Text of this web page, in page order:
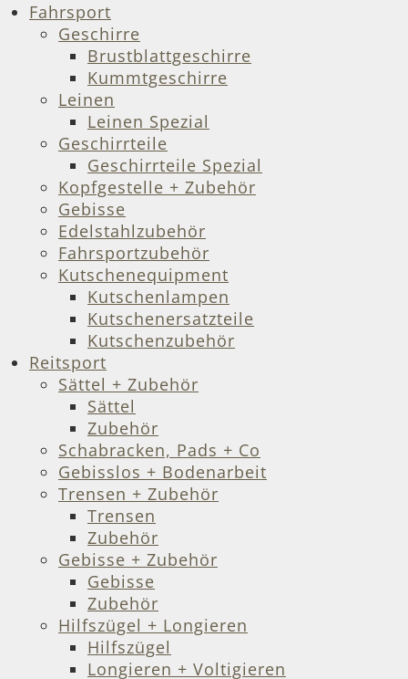
Fahrsport
Geschirre
Brustblattgeschirre
Kummtgeschirre
Leinen
Leinen Spezial
Geschirrteile
Geschirrteile Spezial
Kopfgestelle + Zubehör
Gebisse
Edelstahlzubehör
Fahrsportzubehör
Kutschenequipment
Kutschenlampen
Kutschenersatzteile
Kutschenzubehör
Reitsport
Sättel + Zubehör
Sättel
Zubehör
Schabracken, Pads + Co
Gebisslos + Bodenarbeit
Trensen + Zubehör
Trensen
Zubehör
Gebisse + Zubehör
Gebisse
Zubehör
Hilfszügel + Longieren
Hilfszügel
Longieren + Voltigieren